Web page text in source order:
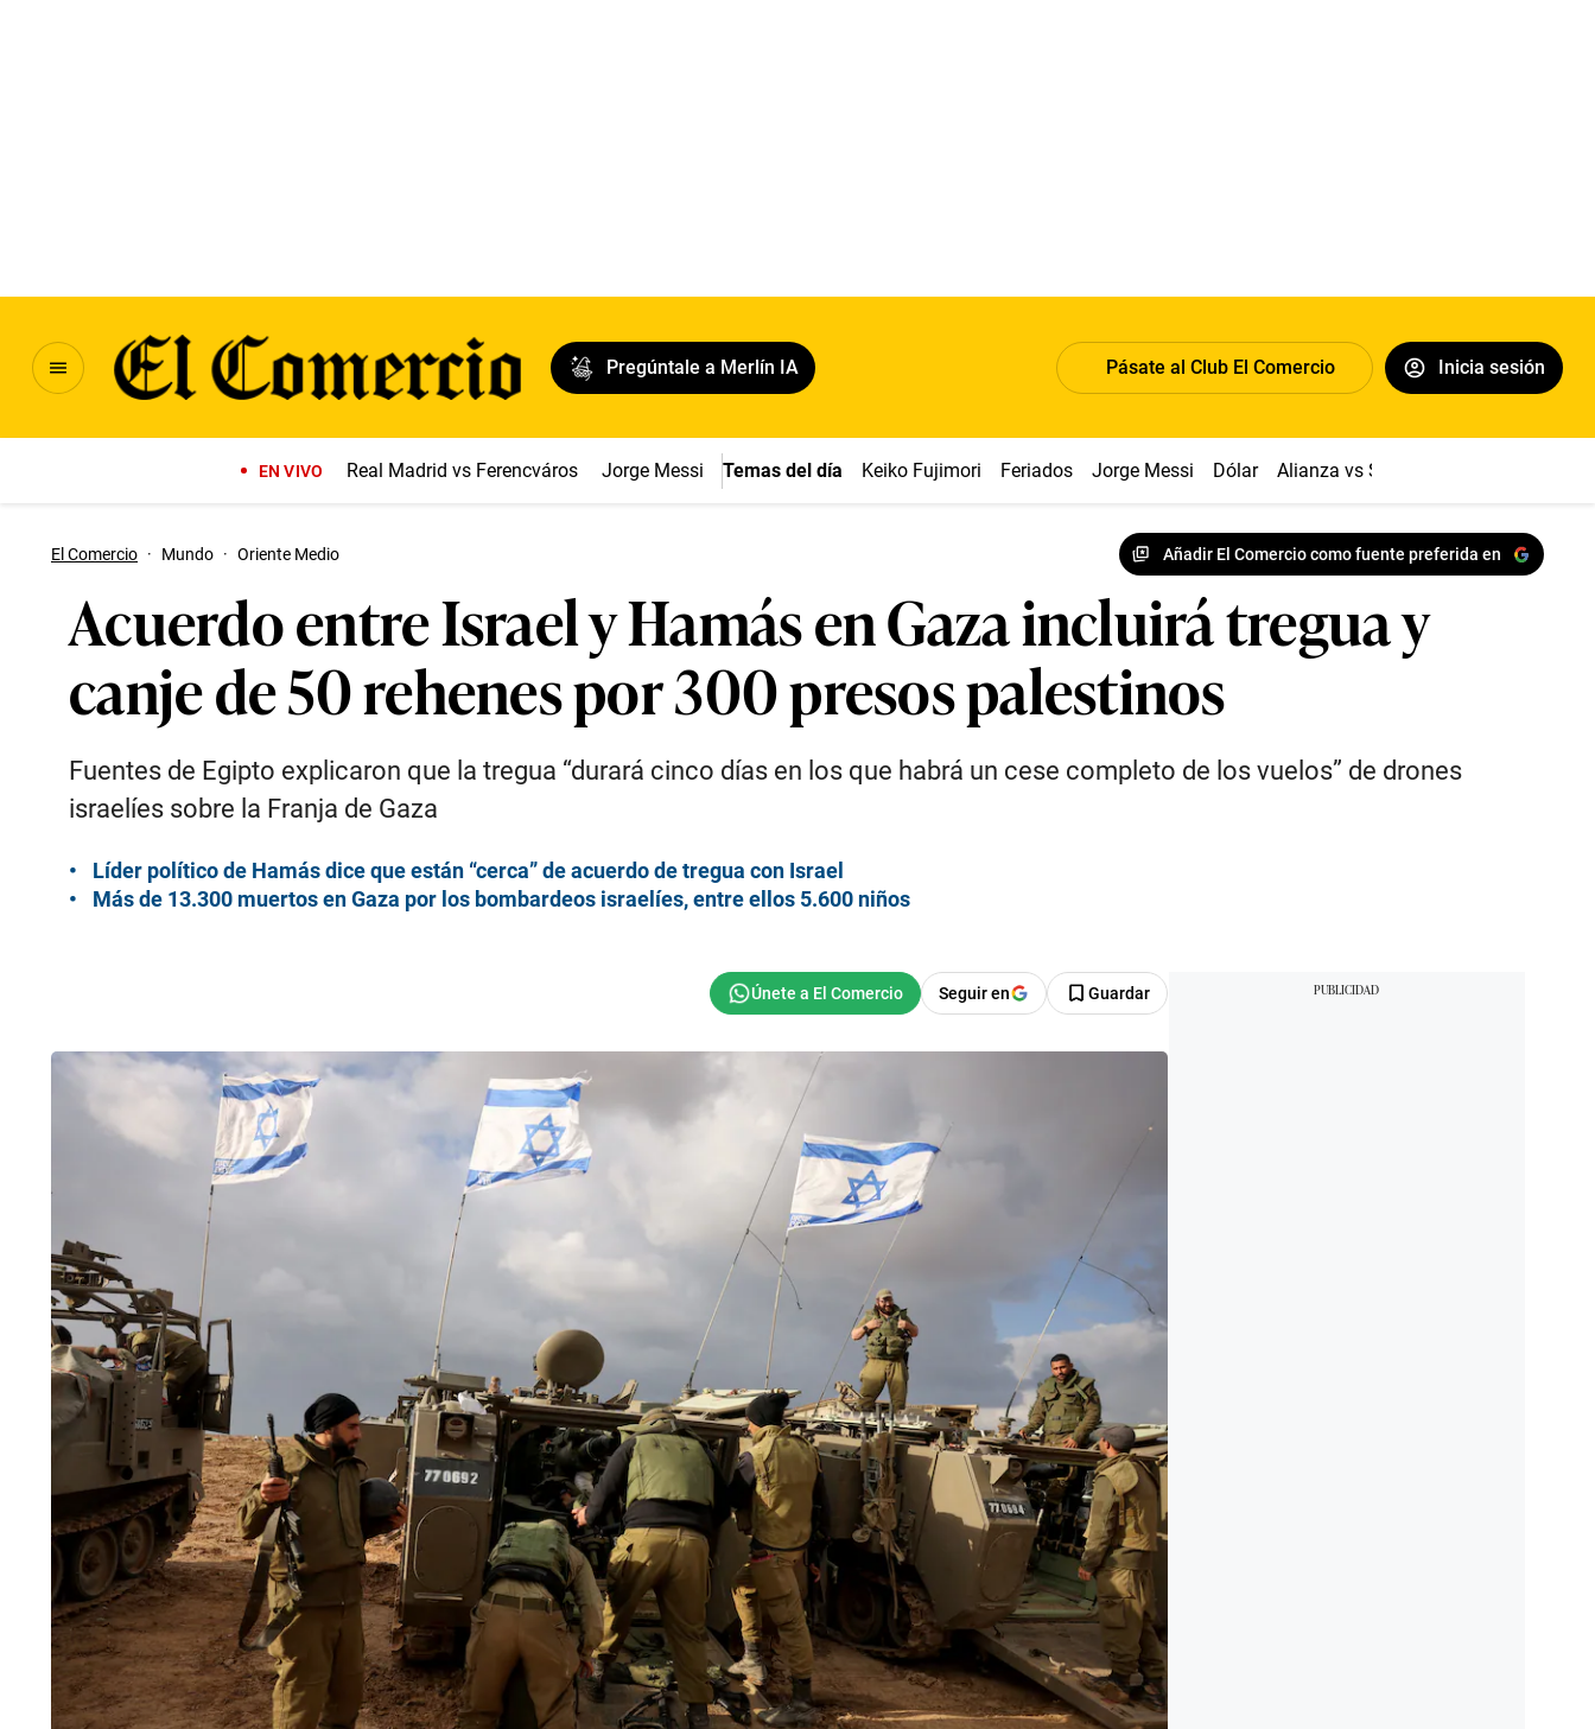
Pregúntale a Merlín IA Pásate al Club El Comercio Inicia sesión
EN VIVO Real Madrid vs Ferencváros Jorge Messi Temas del día Keiko Fujimori Feriados Jorge Messi Dólar Alianza vs Sport Boys
El Comercio · Mundo · Oriente Medio Añadir El Comercio como fuente preferida en
Acuerdo entre Israel y Hamás en Gaza incluirá tregua y
canje de 50 rehenes por 300 presos palestinos
Fuentes de Egipto explicaron que la tregua “durará cinco días en los que habrá un cese completo de los vuelos” de drones
israelíes sobre la Franja de Gaza
Líder político de Hamás dice que están “cerca” de acuerdo de tregua con Israel
Más de 13.300 muertos en Gaza por los bombardeos israelíes, entre ellos 5.600 niños
Seguir en Guardar